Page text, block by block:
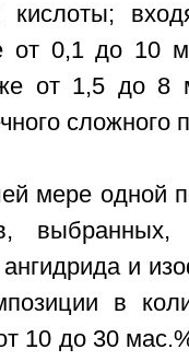
кислоты;
от 0,1 до 10
от 1,5 до 8
сложного
мере одной
и
в
10 до 30